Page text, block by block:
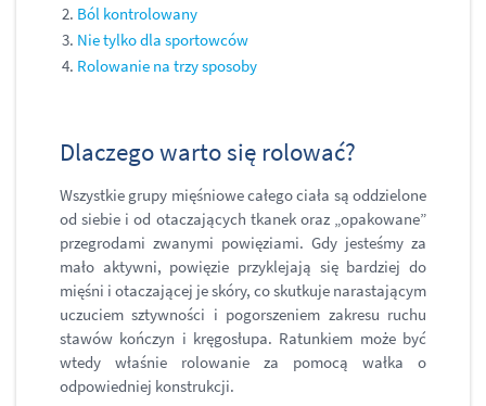
Ból kontrolowany
Nie tylko dla sportowców
Rolowanie na trzy sposoby
Dlaczego warto się rolować?
Wszystkie grupy mięśniowe całego ciała są oddzielone
od siebie i od otaczających tkanek oraz „opakowane”
przegrodami zwanymi powięziami. Gdy jesteśmy za
mało aktywni, powięzie przyklejają się bardziej do
mięśni i otaczającej je skóry, co skutkuje narastającym
uczuciem sztywności i pogorszeniem zakresu ruchu
stawów kończyn i kręgosłupa. Ratunkiem może być
wtedy właśnie rolowanie za pomocą wałka o
odpowiedniej konstrukcji.